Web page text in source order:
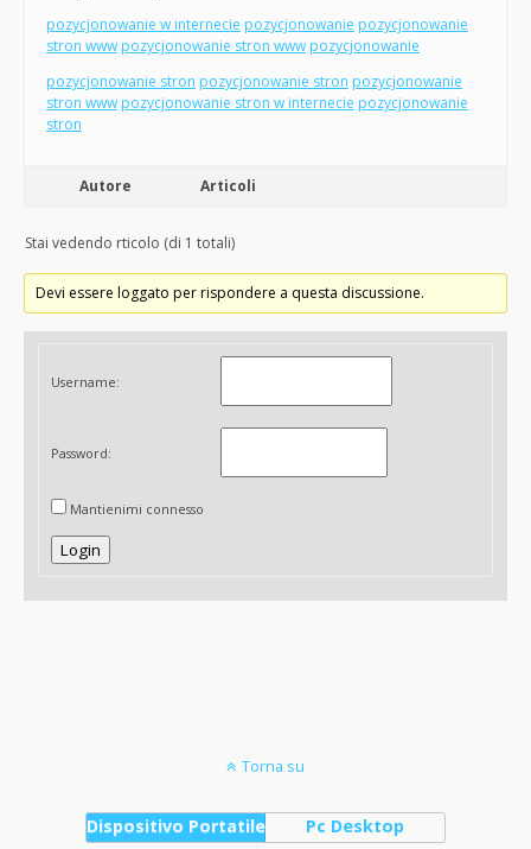
pozycjonowanie w internecie pozycjonowanie pozycjonowanie
stron www pozycjonowanie stron www pozycjonowanie
pozycjonowanie stron pozycjonowanie stron pozycjonowanie
stron www pozycjonowanie stron w internecie pozycjonowanie
stron
Autore Articoli
Stai vedendo rticolo (di 1 totali)
Devi essere loggato per rispondere a questa discussione.
Username:
Password:
Mantienimi connesso
Login
Torna su
Dispositivo Portatile Pc Desktop